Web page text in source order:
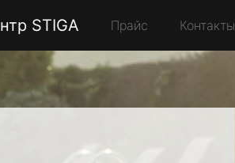
STIGA Прайс Контакты